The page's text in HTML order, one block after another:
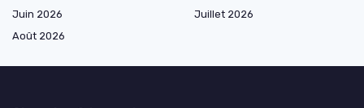
Juin 2026
Juillet 2026
Août 2026